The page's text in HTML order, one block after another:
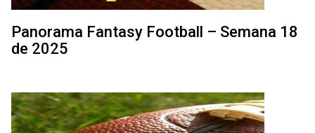
Panorama Fantasy Football – Semana 18
de 2025